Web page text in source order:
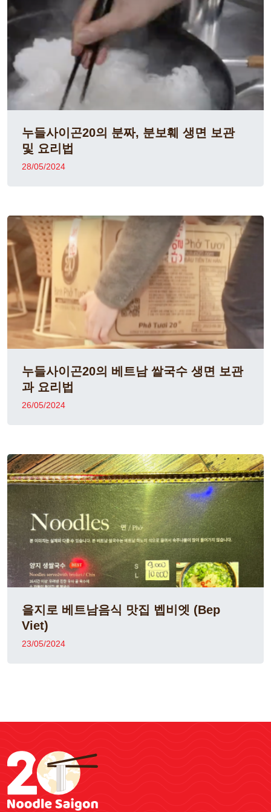
누들사이곤20의 분짜, 분보훼 생면 보관
및 요리법
28/05/2024
누들사이곤20의 베트남 쌀국수 생면 보관
과 요리법
26/05/2024
을지로 베트남음식 맛집 벱비엣 (Bep
Viet)
23/05/2024